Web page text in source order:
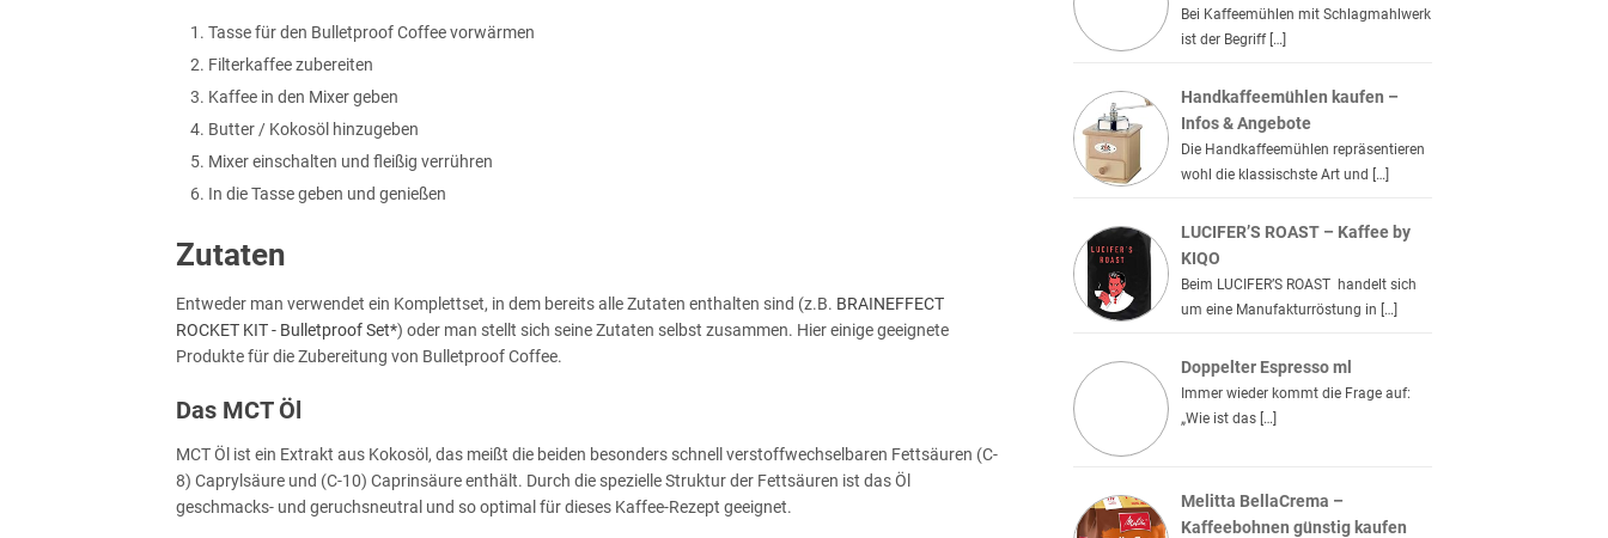
Tasse für den Bulletproof Coffee vorwärmen
Filterkaffee zubereiten
Kaffee in den Mixer geben
Butter / Kokosöl hinzugeben
Mixer einschalten und fleißig verrühren
In die Tasse geben und genießen
Zutaten
Entweder man verwendet ein Komplettset, in dem bereits alle Zutaten enthalten sind (z.B. BRAINEFFECT
ROCKET KIT - Bulletproof Set*) oder man stellt sich seine Zutaten selbst zusammen. Hier einige geeignete
Produkte für die Zubereitung von Bulletproof Coffee.
Das MCT Öl
MCT Öl ist ein Extrakt aus Kokosöl, das meißt die beiden besonders schnell verstoffwechselbaren Fettsäuren (C-
8) Caprylsäure und (C-10) Caprinsäure enthält. Durch die spezielle Struktur der Fettsäuren ist das Öl
geschmacks- und geruchsneutral und so optimal für dieses Kaffee-Rezept geeignet.
Bei Kaffeemühlen mit Schlagmahlwerk
ist der Begriff […]
Handkaffeemühlen kaufen –
Infos & Angebote
Die Handkaffeemühlen repräsentieren
wohl die klassischste Art und […]
LUCIFER’S ROAST – Kaffee by
KIQO
Beim LUCIFER’S ROAST handelt sich
um eine Manufakturröstung in […]
Doppelter Espresso ml
Immer wieder kommt die Frage auf:
„Wie ist das […]
Melitta BellaCrema –
Kaffeebohnen günstig kaufen